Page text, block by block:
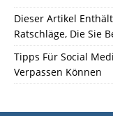
Dieser Artikel
Ratschläge, Die Sie
Tipps Für Social
Verpassen Können